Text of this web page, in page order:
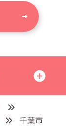
千葉市